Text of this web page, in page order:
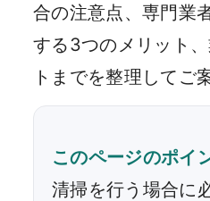
合の注意点、専門業
する3つのメリット
トまでを整理してご
このページのポイ
清掃を行う場合に